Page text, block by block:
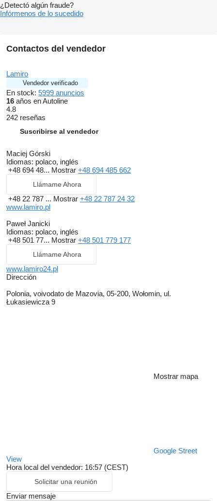
¿Detectó algún fraude?
Infórmenos de lo sucedido
Contactos del vendedor
Lamiro
Vendedor verificado
En stock: 5999 anuncios
16 años en Autoline
4.8
242 reseñas
Suscribirse al vendedor
Maciej Górski
Idiomas: polaco, inglés
+48 694 48... Mostrar +48 694 485 662
Llámame Ahora
+48 22 787 ... Mostrar +48 22 787 24 32
www.lamiro.pl
Paweł Janicki
Idiomas: polaco, inglés
+48 501 77... Mostrar +48 501 779 177
Llámame Ahora
www.lamiro24.pl
Dirección
Polonia, voivodato de Mazovia, 05-200, Wołomin, ul.
Łukasiewicza 9
Mostrar mapa
Google Street
View
Hora local del vendedor: 16:57 (CEST)
Solicitar una reunión
Enviar mensaje